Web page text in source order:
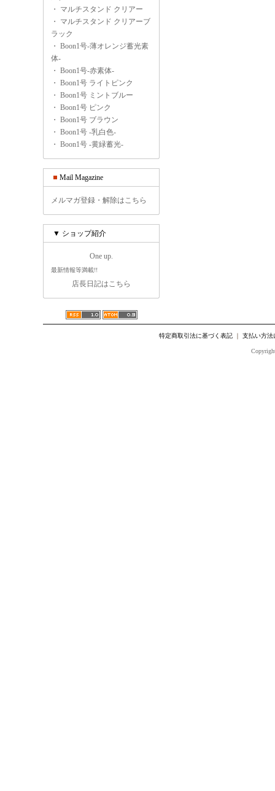
・ マルチスタンド クリアー
・ マルチスタンド クリアーブ
ラック
・ Boon1号-薄オレンジ蓄光素
体-
・ Boon1号-赤素体-
・ Boon1号 ライトピンク
・ Boon1号 ミントブルー
・ Boon1号 ピンク
・ Boon1号 ブラウン
・ Boon1号 -乳白色-
・ Boon1号 -黄緑蓄光-
Mail Magazine
メルマガ登録・解除はこちら
▼ ショップ紹介
One up.
最新情報等満載!!
店長日記はこちら
特定商取引法に基づく表記｜ 支払い方法